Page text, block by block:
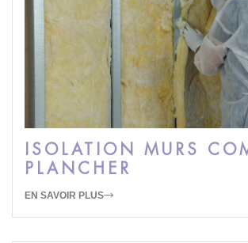
ISOLATION MURS
PLANCHER
EN SAVOIR PLUS